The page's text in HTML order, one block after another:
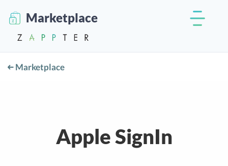
Marketplace
Marketplace
Apple SignIn